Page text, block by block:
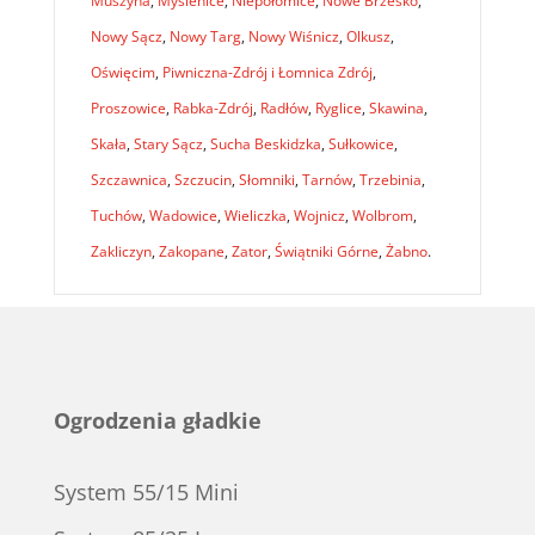
Nowy Sącz, Nowy Targ, Nowy Wiśnicz, Olkusz,
Oświęcim, Piwniczna-Zdrój i Łomnica Zdrój,
Proszowice, Rabka-Zdrój, Radłów, Ryglice, Skawina,
Skała, Stary Sącz, Sucha Beskidzka, Sułkowice,
Szczawnica, Szczucin, Słomniki, Tarnów, Trzebinia,
Tuchów, Wadowice, Wieliczka, Wojnicz, Wolbrom,
Zakliczyn, Zakopane, Zator, Świątniki Górne, Żabno.
Ogrodzenia gładkie
System 55/15 Mini